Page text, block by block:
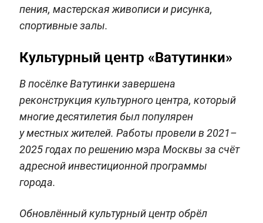
пения, мастерская живописи и рисунка,
спортивные залы.
Культурный центр «Ватутинки»
В посёлке Ватутинки завершена
реконструкция культурного центра, который
многие десятилетия был популярен
у местных жителей. Работы провели в 2021–
2025 годах по решению мэра Москвы за счёт
адресной инвестиционной программы
города.
Обновлённый культурный центр обрёл